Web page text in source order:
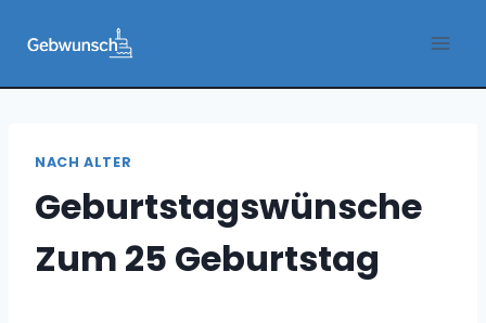
Inhalt
springen
NACH ALTER
Geburtstagswünsche
Zum 25 Geburtstag